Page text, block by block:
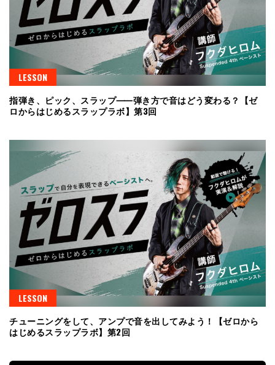
LESSON
指弾き、ピック、スラップ⸺弾き方で音はどう変わる？【ゼ
ロからはじめるスラップラボ】第3回
LESSON
チューニングをして、アンプで音を出してみよう！【ゼロから
はじめるスラップラボ】第2回